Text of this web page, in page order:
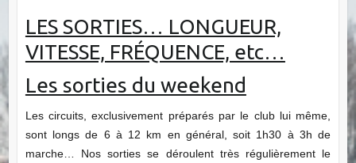
LES SORTIES… LONGUEUR,
VITESSE, FRÉQUENCE, etc…
Les sorties du weekend
Les circuits, exclusivement préparés par le club lui même,
sont longs de 6 à 12 km en général, soit 1h30 à 3h de
marche… Nos sorties se déroulent très régulièrement le